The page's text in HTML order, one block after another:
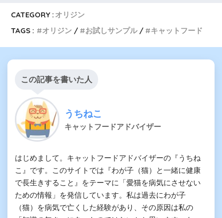
CATEGORY : オリジン
TAGS :
オリジン お試しサンプル キャットフード
この記事を書いた人
うちねこ
キャットフードアドバイザー
はじめまして。キャットフードアドバイザーの『うちね
こ』です。このサイトでは『わが子（猫）と一緒に健康
で長生きすること』をテーマに「愛猫を病気にさせない
ための情報」を発信しています。私は過去にわが子
（猫）を病気で亡くした経験があり、その原因は私の